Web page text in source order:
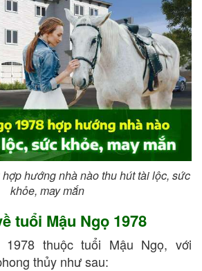
hướng nhà nào thu hút tài lộc, sức
khỏe, may mắn
tuổi Mậu Ngọ 1978
1978 thuộc tuổi Mậu Ngọ, với
thủy như sau: